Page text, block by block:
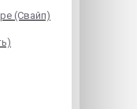
(Свайп)